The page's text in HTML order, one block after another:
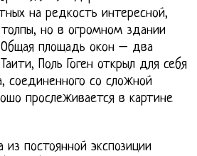
на редкость интересной,
но в огромном здании
площадь окон – два
Поль Гоген открыл для себя
соединенного со сложной
прослеживается в картине
постоянной экспозиции